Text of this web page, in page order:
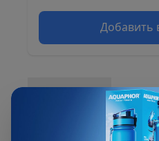
Добавить
Описание и